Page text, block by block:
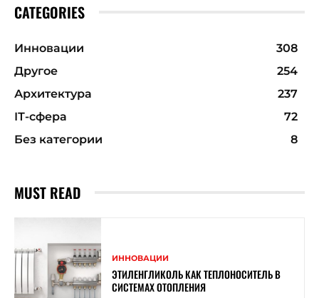
CATEGORIES
Инновации
308
Другое
254
Архитектура
237
ІТ-сфера
72
Без категории
8
MUST READ
ИННОВАЦИИ
ЭТИЛЕНГЛИКОЛЬ КАК ТЕПЛОНОСИТЕЛЬ В
СИСТЕМАХ ОТОПЛЕНИЯ